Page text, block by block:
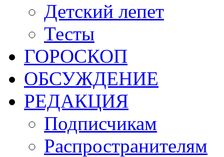
Детский лепет
Тесты
ГОРОСКОП
ОБСУЖДЕНИЕ
РЕДАКЦИЯ
Подписчикам
Распространителям